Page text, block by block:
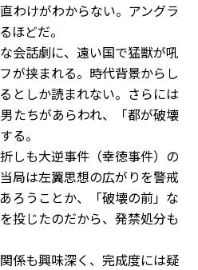
わけがわからない。アングラ
ほどだ。
会話劇に、遠い国で猛獣が吼
が挟まれる。時代背景からし
としか読まれない。さらには
たちがあらわれ、「都が破壊
る。
しも大逆事件（幸徳事件）の
局は左翼思想の広がりを警戒
ろうことか、「破壊の前」な
投じたのだから、発禁処分も
係も興味深く、完成度には疑